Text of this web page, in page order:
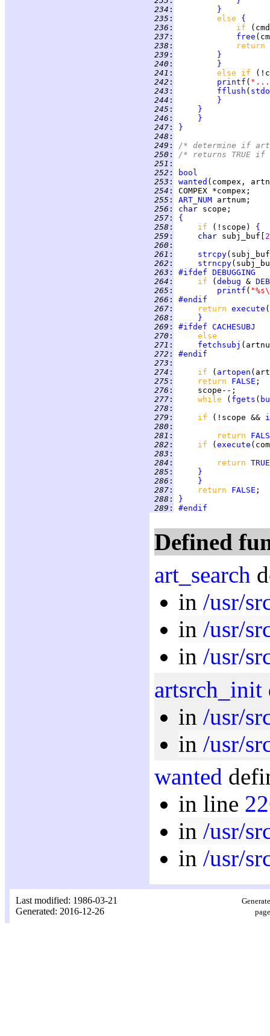
234 :
}
235 : else {
236 :
if
237 :
free
238 :
return
239 :
}
240 :
}
241 : else if
242 : printf (
243 : fflush (
244 :
}
245 :
}
246 :
}
247 :
}
248 :
249 :
/* determine if
250 :
/* returns TRUE
251 :
252 :
bool
253 :
wanted
254 :
255 : ART_NUM
256 : char
257 :
{
258 : if (!scope) {
259 : char subj_buf[
260 :
261 : strcpy
262 : strncpy
263 : #ifdef DEBUGGING
264 : if ( debug &
265 : printf (
266 :
#endif
267 : return execute
268 :
}
269 : #ifdef CACHESUBJ
270 :
else
271 : fetchsubj
272 :
#endif
273 :
274 : if ( artopen
275 : return FALSE
276 :
277 : while ( fgets (
278 :
279 : if (!scope &&
280 :
281 : return
282 : if ( execute
283 :
284 : return TRUE
285 :
}
286 :
}
287 : return FALSE
288 :
}
289 : #endif
Defined
art_search
in /usr/
in /usr/
in /usr/
artsrch_init
in /usr/
in /usr/
wanted
in line
in /usr/
in /usr/
Last modified: 1986-03-21
Generated: 2016-12-26